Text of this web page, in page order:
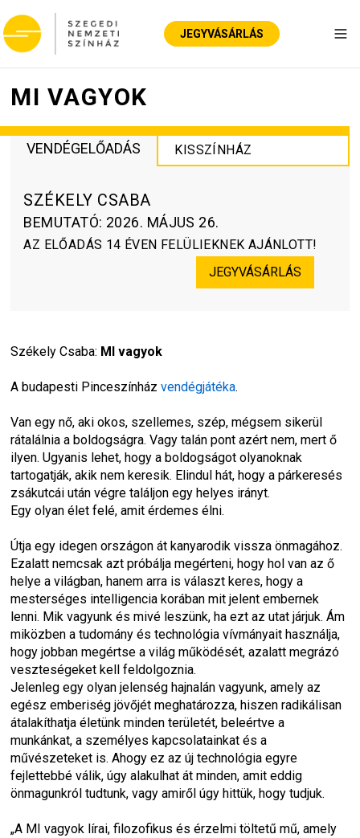
JEGYVÁSÁRLÁS
MI VAGYOK
VENDÉGELŐADÁS KISSZÍNHÁZ
SZÉKELY CSABA
BEMUTATÓ: 2026. MÁJUS 26.
AZ ELŐADÁS 14 ÉVEN FELÜLIEKNEK AJÁNLOTT!
JEGYVÁSÁRLÁS
Székely Csaba: MI vagyok
A budapesti Pinceszínház vendégjátéka.
Van egy nő, aki okos, szellemes, szép, mégsem sikerül
rátalálnia a boldogságra. Vagy talán pont azért nem, mert ő
ilyen. Ugyanis lehet, hogy a boldogságot olyanoknak
tartogatják, akik nem keresik. Elindul hát, hogy a párkeresés
zsákutcái után végre találjon egy helyes irányt.
Egy olyan élet felé, amit érdemes élni.
Útja egy idegen országon át kanyarodik vissza önmagához.
Ezalatt nemcsak azt próbálja megérteni, hogy hol van az ő
helye a világban, hanem arra is választ keres, hogy a
mesterséges intelligencia korában mit jelent embernek
lenni. Mik vagyunk és mivé leszünk, ha ezt az utat járjuk. Ám
miközben a tudomány és technológia vívmányait használja,
hogy jobban megértse a világ működését, azalatt megrázó
veszteségeket kell feldolgoznia.
Jelenleg egy olyan jelenség hajnalán vagyunk, amely az
egész emberiség jövőjét meghatározza, hiszen radikálisan
átalakíthatja életünk minden területét, beleértve a
munkánkat, a személyes kapcsolatainkat és a
művészeteket is. Ahogy ez az új technológia egyre
fejlettebbé válik, úgy alakulhat át minden, amit eddig
önmagunkról tudtunk, vagy amiről úgy hittük, hogy tudjuk.
„A MI vagyok lírai, filozofikus és érzelmi töltetű mű, amely